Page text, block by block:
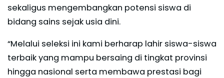
sekaligus mengembangkan potensi siswa di
bidang sains sejak usia dini.
“Melalui seleksi ini kami berharap lahir siswa-siswa
terbaik yang mampu bersaing di tingkat provinsi
hingga nasional serta membawa prestasi bagi